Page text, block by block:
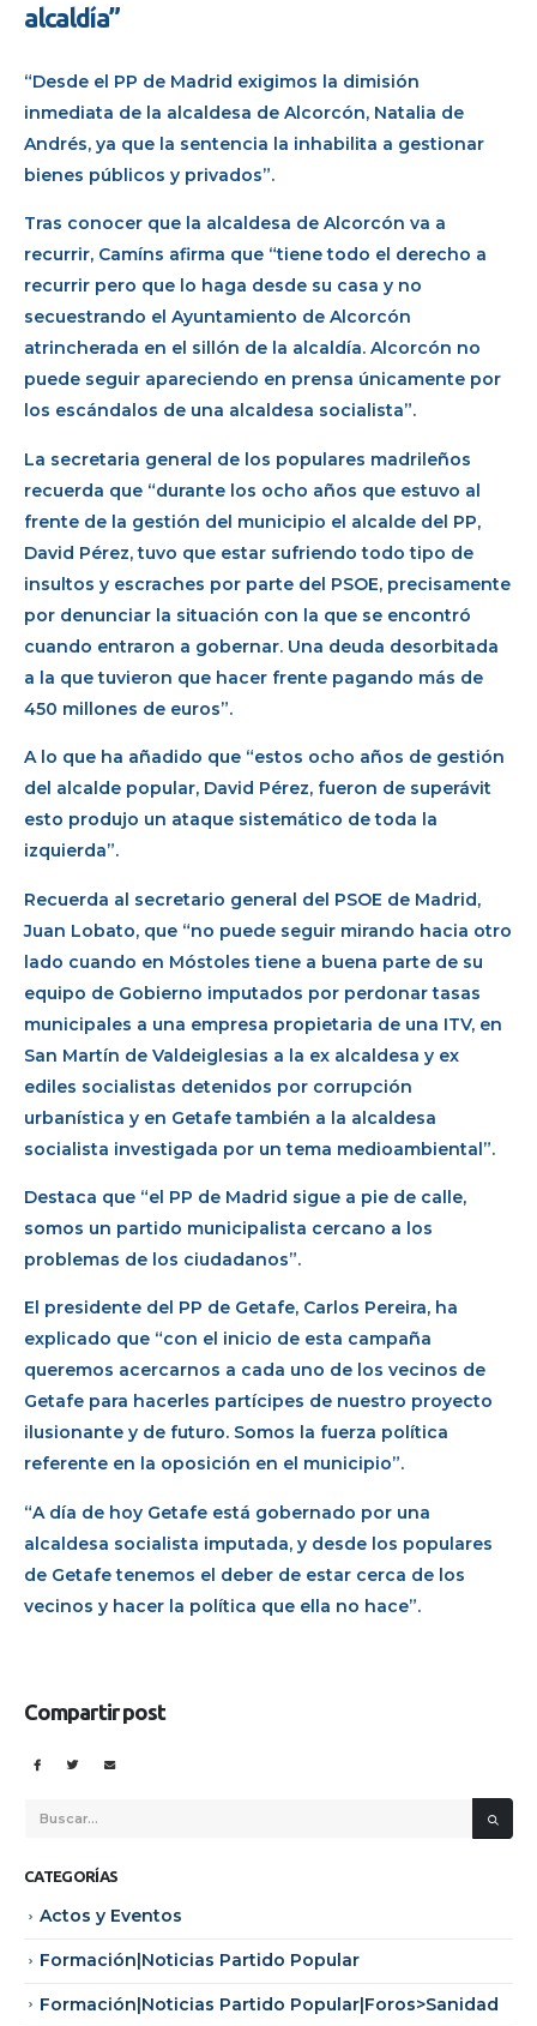
alcaldía”
“Desde el PP de Madrid exigimos la dimisión
inmediata de la alcaldesa de Alcorcón, Natalia de
Andrés, ya que la sentencia la inhabilita a gestionar
bienes públicos y privados”.
Tras conocer que la alcaldesa de Alcorcón va a
recurrir, Camíns afirma que “tiene todo el derecho a
recurrir pero que lo haga desde su casa y no
secuestrando el Ayuntamiento de Alcorcón
atrincherada en el sillón de la alcaldía. Alcorcón no
puede seguir apareciendo en prensa únicamente por
los escándalos de una alcaldesa socialista”.
La secretaria general de los populares madrileños
recuerda que “durante los ocho años que estuvo al
frente de la gestión del municipio el alcalde del PP,
David Pérez, tuvo que estar sufriendo todo tipo de
insultos y escraches por parte del PSOE, precisamente
por denunciar la situación con la que se encontró
cuando entraron a gobernar. Una deuda desorbitada
a la que tuvieron que hacer frente pagando más de
450 millones de euros”.
A lo que ha añadido que “estos ocho años de gestión
del alcalde popular, David Pérez, fueron de superávit
esto produjo un ataque sistemático de toda la
izquierda”.
Recuerda al secretario general del PSOE de Madrid,
Juan Lobato, que “no puede seguir mirando hacia otro
lado cuando en Móstoles tiene a buena parte de su
equipo de Gobierno imputados por perdonar tasas
municipales a una empresa propietaria de una ITV, en
San Martín de Valdeiglesias a la ex alcaldesa y ex
ediles socialistas detenidos por corrupción
urbanística y en Getafe también a la alcaldesa
socialista investigada por un tema medioambiental”.
Destaca que “el PP de Madrid sigue a pie de calle,
somos un partido municipalista cercano a los
problemas de los ciudadanos”.
El presidente del PP de Getafe, Carlos Pereira, ha
explicado que “con el inicio de esta campaña
queremos acercarnos a cada uno de los vecinos de
Getafe para hacerles partícipes de nuestro proyecto
ilusionante y de futuro. Somos la fuerza política
referente en la oposición en el municipio”.
“A día de hoy Getafe está gobernado por una
alcaldesa socialista imputada, y desde los populares
de Getafe tenemos el deber de estar cerca de los
vecinos y hacer la política que ella no hace”.
Compartir post
CATEGORÍAS
Actos y Eventos
Formación|Noticias Partido Popular
Formación|Noticias Partido Popular|Foros>Sanidad